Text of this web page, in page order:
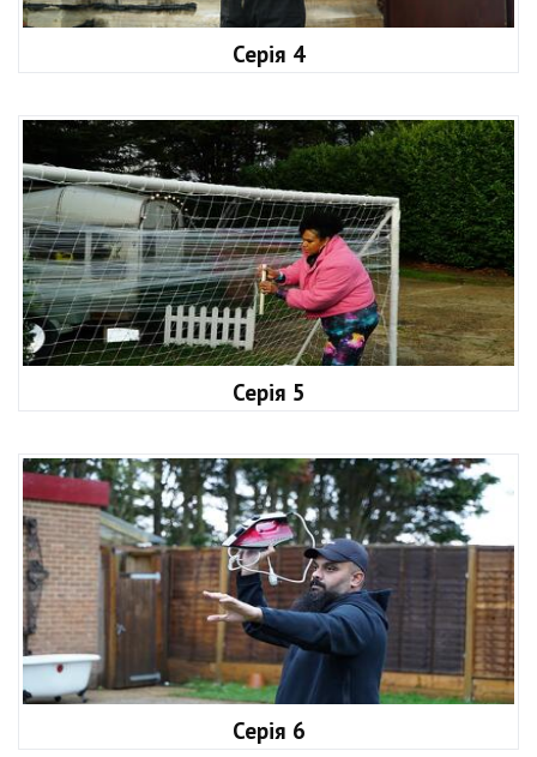
Серія 4
Серія 5
Серія 6